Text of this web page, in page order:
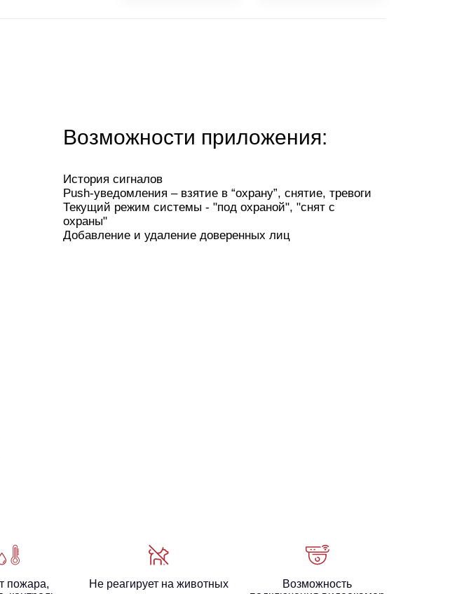
Возможности приложения:
История сигналов
Push-уведомления – взятие в “охрану”, снятие, тревоги
Текущий режим системы - "под охраной", "снят с
охраны"
Добавление и удаление доверенных лиц
пожара,
Не реагирует на животных
Возможность